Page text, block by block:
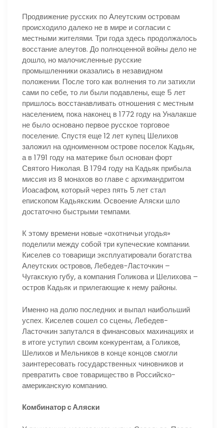
Продвижение русских по Алеутским островам
происходило далеко не в мире и согласии с
местными жителями. Три года здесь продолжалось
восстание алеутов. До полноценной войны дело не
дошло, но малочисленные русские
промышленники оказались в незавидном
положении. После того как волнения то ли затихли
сами по себе, то ли были подавлены, еще 5 лет
пришлось восстанавливать отношения с местным
населением, пока наконец в 1772 году на Уналакше
не было основано первое русское торговое
поселение. Спустя еще 12 лет купец Шелихов
заложил на одноименном острове поселок Кадьяк,
а в 1791 году на материке был основан форт
Святого Николая. В 1794 году на Кадьяк прибыла
миссия из 8 монахов во главе с архимандритом
Иоасафом, который через пять 5 лет стал
епископом Кадьякским. Освоение Аляски шло
достаточно быстрыми темпами.
К этому времени новые «охотничьи угодья»
поделили между собой три купеческие компании.
Киселев со товарищи эксплуатировали богатства
Алеутских островов, Лебедев-Ласточкин –
Чугакскую губу, а компания Голикова и Шелихова –
остров Кадьяк и прилегающие к нему районы.
Именно на долю последних и выпал наибольший
успех. Киселев сошел со сцены, Лебедев-
Ласточкин запутался в финансовых махинациях и
в итоге уступил своим конкурентам, а Голиков,
Шелихов и Мельников в конце концов смогли
заинтересовать государственных чиновников и
превратить свое товарищество в Российско-
американскую компанию.
Комбинатор с Аляски